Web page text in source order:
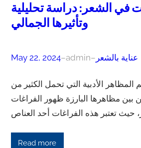
في الشعر: دراسة تحليلية
وتأثيرها الجمالي
May 22, 2024–admin– عناية بالشعر
المظاهر الأدبية التي تحمل الكثير من
بين مظاهرها البارزة ظهور الفراغات
Read more